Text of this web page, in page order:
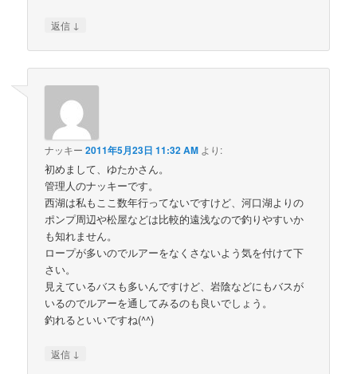
返信 ↓
ナッキー 2011年5月23日 11:32 AM より:
初めまして、ゆたかさん。
管理人のナッキーです。
西湖は私もここ数年行ってないですけど、河口湖よりの
ポンプ周辺や松屋などは比較的遠浅なので釣りやすいか
も知れません。
ロープが多いのでルアーをなくさないよう気を付けて下
さい。
見えているバスも多いんですけど、岩陰などにもバスが
いるのでルアーを通してみるのも良いでしょう。
釣れるといいですね(^^)
返信 ↓